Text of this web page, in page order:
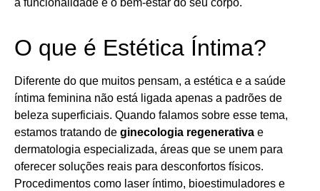
a funcionalidade e o bem-estar do seu corpo.
O que é Estética Íntima?
Diferente do que muitos pensam, a estética e a saúde
íntima feminina não está ligada apenas a padrões de
beleza superficiais. Quando falamos sobre esse tema,
estamos tratando de ginecologia regenerativa e
dermatologia especializada, áreas que se unem para
oferecer soluções reais para desconfortos físicos.
Procedimentos como laser íntimo, bioestimuladores e